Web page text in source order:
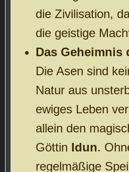
die Zivilisation,
die geistige
Das Geheimnis
Die Asen sind
Natur aus
ewiges Leben
allein den
Göttin Idun.
regelmäßige